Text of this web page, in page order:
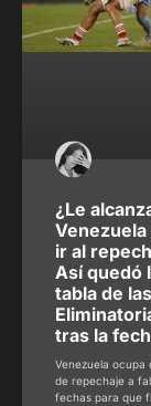
¿Le
Venezuela
ir al
Así quedó
tabla de las
tras la
Venezuela ocupa
de repechaje a
fechas para que